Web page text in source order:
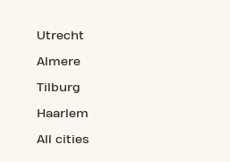
Utrecht
Almere
Tilburg
Haarlem
All cities